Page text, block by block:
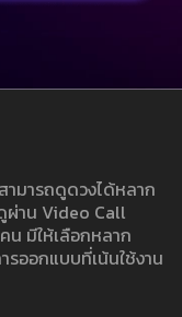
มารถดูดวงได้หลาก
ผ่าน Video Call
มีให้เลือกหลาก
ออกแบบที่เน้นใช้งาน